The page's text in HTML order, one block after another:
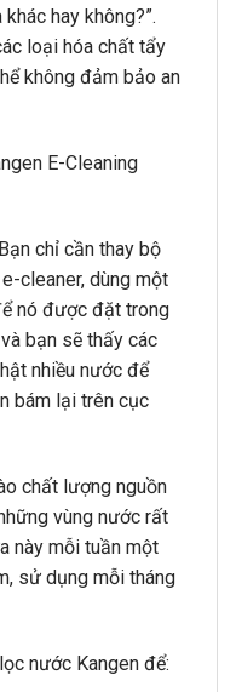
hay không?”.
loại hóa chất tẩy
không đảm bảo an
E-Cleaning
chỉ cần thay bộ
cleaner, dùng một
nó được đặt trong
bạn sẽ thấy các
nhiều nước để
bám lại trên cục
chất lượng nguồn
vùng nước rất
này mỗi tuần một
sử dụng mỗi tháng
nước Kangen để: